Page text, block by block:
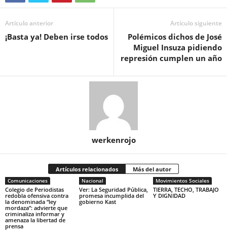
Artículo anterior
¡Basta ya! Deben irse todos
Artículo siguiente
Polémicos dichos de José
Miguel Insuza pidiendo
represión cumplen un año
werkenrojo
Artículos relacionados Más del autor
Comunicaciones
Colegio de Periodistas
redobla ofensiva contra
la denominada “ley
mordaza”: advierte que
criminaliza informar y
amenaza la libertad de
prensa
Nacional
Ver: La Seguridad Pública,
promesa incumplida del
gobierno Kast
Movimientos Sociales
TIERRA, TECHO, TRABAJO
Y DIGNIDAD